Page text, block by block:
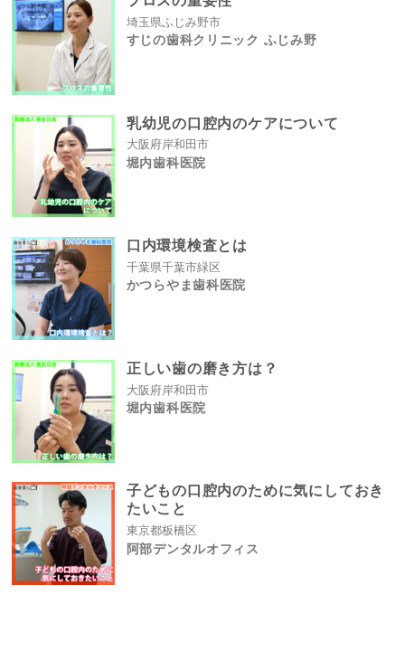
埼玉県ふじみ野市
すじの歯科クリニック ふじみ野
乳幼児の口腔内のケアについて
大阪府岸和田市
堀内歯科医院
口内環境検査とは
千葉県千葉市緑区
かつらやま歯科医院
正しい歯の磨き方は？
大阪府岸和田市
堀内歯科医院
子どもの口腔内のために気にしておき
たいこと
東京都板橋区
阿部デンタルオフィス